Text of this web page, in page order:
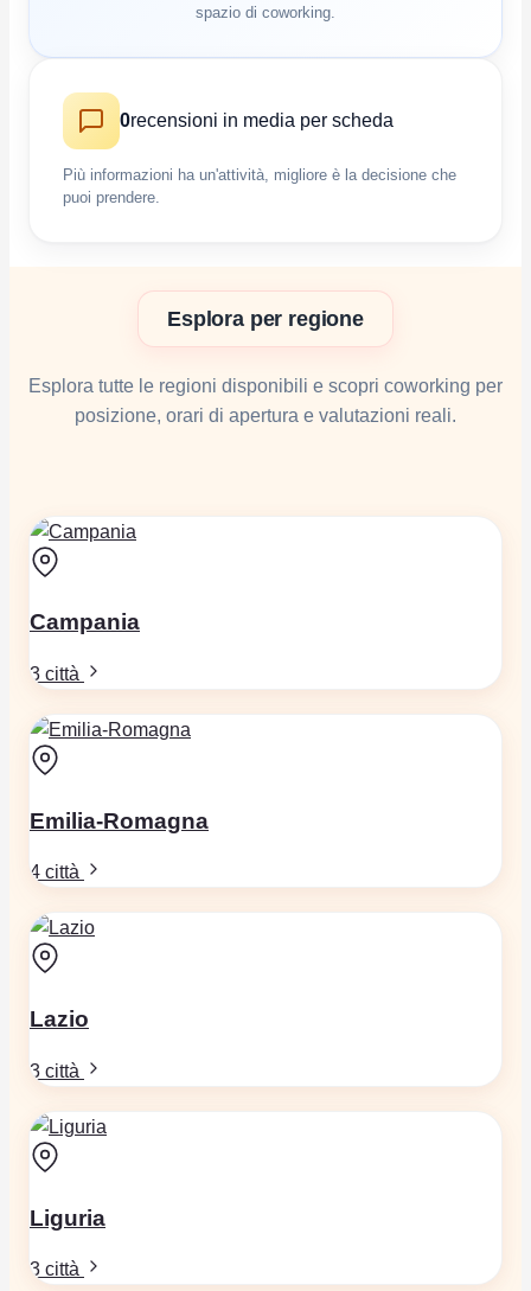
spazio di coworking.
0recensioni in media per scheda
Più informazioni ha un'attività, migliore è la decisione che
puoi prendere.
Esplora per regione
Esplora tutte le regioni disponibili e scopri coworking per
posizione, orari di apertura e valutazioni reali.
Campania
3 città
Emilia-Romagna
4 città
Lazio
3 città
Liguria
3 città